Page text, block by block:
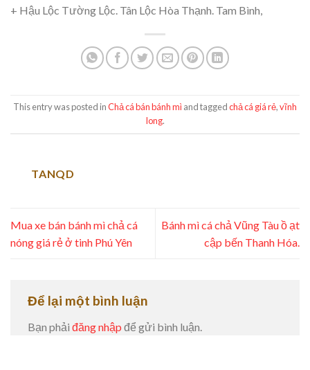
+ Hậu Lộc Tường Lộc. Tân Lộc Hòa Thạnh. Tam Bình,
This entry was posted inChả cá bán bánh mì and taggedchả cá giá rẻ,vĩnh
long.
TANQD
Mua xe bán bánh mì chả cá
nóng giá rẻ ở tinh Phú Yên
Bánh mì cá chả Vũng Tàu ồ ạt
cập bến Thanh Hóa.
Để lại một bình luận
Bạn phải đăng nhập để gửi bình luận.